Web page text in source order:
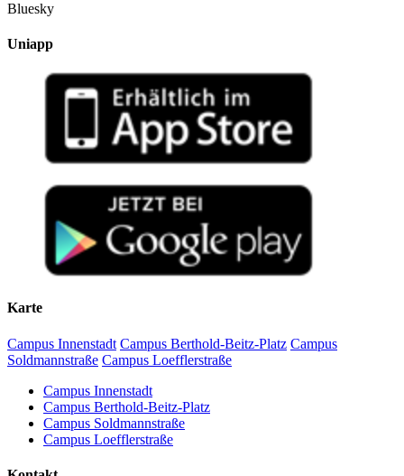
Bluesky
Uniapp
Karte
Campus Innenstadt Campus Berthold-Beitz-Platz Campus
Soldmannstraße Campus Loefflerstraße
Campus Innenstadt
Campus Berthold-Beitz-Platz
Campus Soldmannstraße
Campus Loefflerstraße